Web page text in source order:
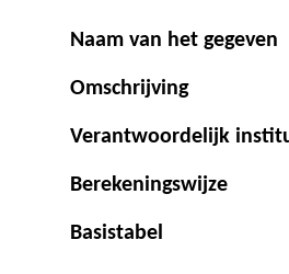
Naam van het gegeven
Omschrijving
Verantwoordelijk
Berekeningswijze
Basistabel